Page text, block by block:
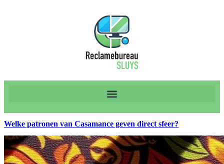
Welke patronen van Casamance geven direct sfeer?